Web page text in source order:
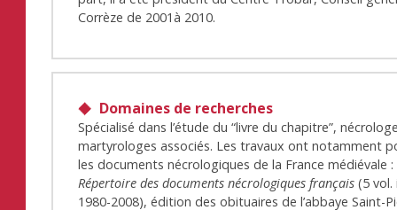
Corrèze de 2001à 2010.
Domaines de recherches
Spécialisé dans l’étude du “livre du chapitre”,
martyrologes associés. Les travaux ont notamment
les documents nécrologiques de la France médiévale :
Répertoire des documents nécrologiques français(5 vol.
1980-2008), édition des obituaires de l’abbaye Saint-